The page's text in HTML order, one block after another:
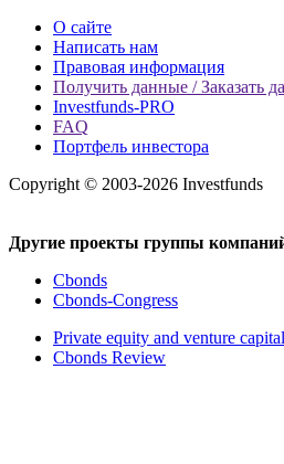
О сайте
Написать нам
Правовая информация
Получить данные / Заказать
Investfunds-PRO
FAQ
Портфель инвестора
Copyright © 2003-2026 Investfunds
Другие проекты группы
Cbonds
Cbonds-Congress
Private equity and venture capital
Cbonds Review